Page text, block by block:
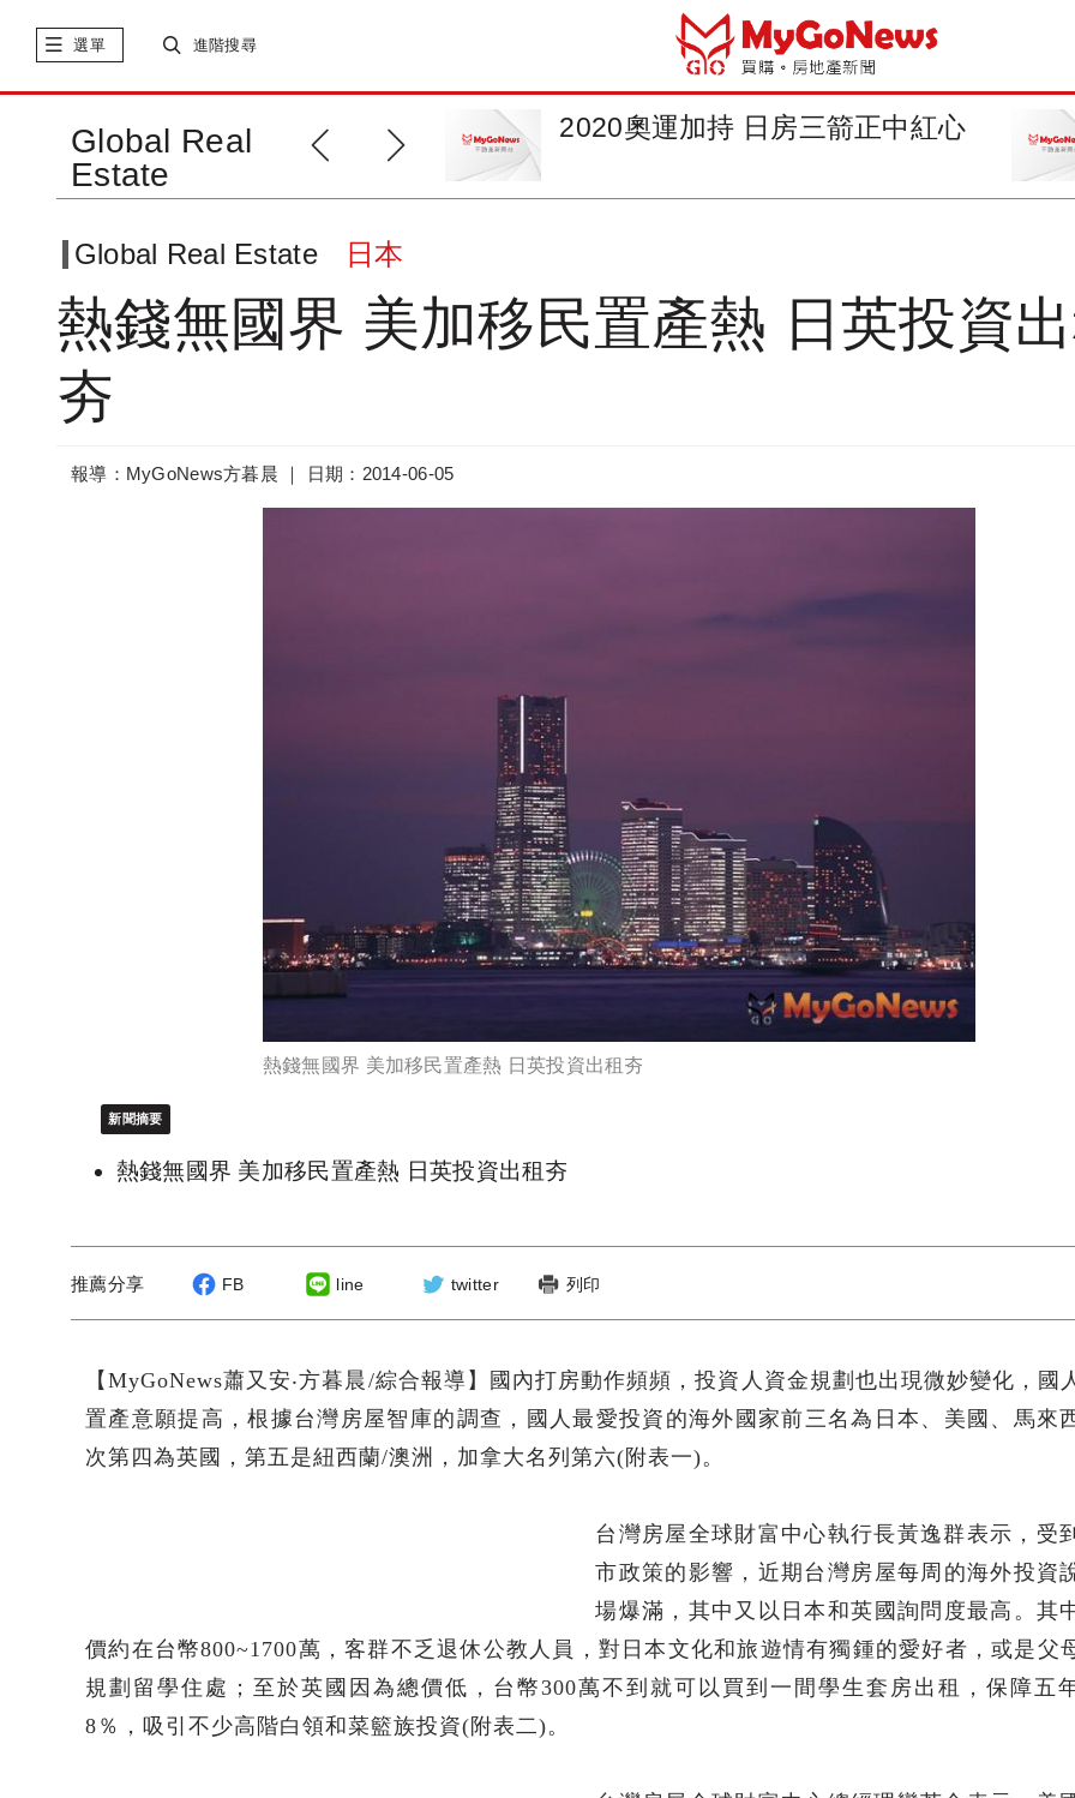
選單 進階搜尋
Global Real
Estate
年日本房地產交易量飆漲
2020奧運加持 日房三箭正中紅心
Global Real Estate 日本
熱錢無國界 美加移民置產熱 日英投資
夯
報導：MyGoNews方暮晨 ｜ 日期：2014-06-05
熱錢無國界 美加移民置產熱 日英投資出租夯
新聞摘要
熱錢無國界 美加移民置產熱 日英投資出租夯
推薦分享 FB line twitter 列印
【MyGoNews蕭又安‧方暮晨/綜合報導】國內打房動作頻頻，投資人資金規劃也出現微妙變化，國
置產意願提高，根據台灣房屋智庫的調查，國人最愛投資的海外國家前三名為日本、美國、馬來
次第四為英國，第五是紐西蘭/澳洲，加拿大名列第六(附表一)。
台灣房屋全球財富中心執行長黃逸群表示，受
市政策的影響，近期台灣房屋每周的海外投資
場爆滿，其中又以日本和英國詢問度最高。其
價約在台幣800~1700萬，客群不乏退休公教人員，對日本文化和旅遊情有獨鍾的愛好者，或是父
規劃留學住處；至於英國因為總價低，台幣300萬不到就可以買到一間學生套房出租，保障五
8％，吸引不少高階白領和菜籃族投資(附表二)。